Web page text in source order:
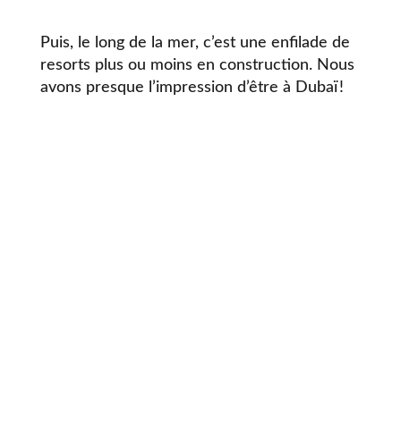
Puis, le long de la mer, c’est une enfilade de
resorts plus ou moins en construction. Nous
avons presque l’impression d’être à Dubaï !